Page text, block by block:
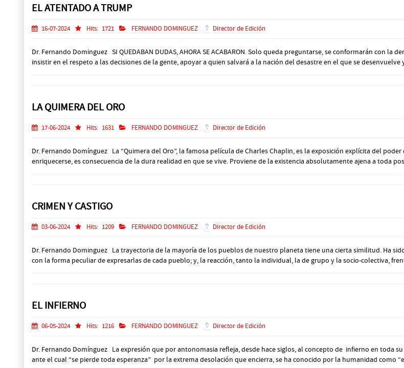
EL ATENTADO A TRUMP
16-07-2024 Hits: 1721 FERNANDO DOMINGUEZ Director de Edición
Dr. Fernando Dominguez SI QUEDABAN DUDAS, AHORA SE ACABARON. Solo queda preguntarse, se conformarán con
insistir en el respeto a las decisiones de la gente, apoyar a quien salvará a la nación del desastre en el que se
LA QUIMERA DEL ORO
17-06-2024 Hits: 1631 FERNANDO DOMINGUEZ Director de Edición
Dr. Fernando Domínguez La “Quimera del Oro”, la famosa película de Charles Chaplin, es la exposición explícita del
enriquecerse, es consecuencia de la dura realidad en que se vive. Proviene de la existencia absolutamente ajena a toda
CRIMEN Y CASTIGO
03-06-2024 Hits: 1209 FERNANDO DOMINGUEZ Director de Edición
Dr. Fernando Dominguez La trayectoria de la mayoría de los pueblos de nuestro planeta tiene una cierta similitud. Ha
con la forma peculiar de expresarlas de cada pueblo; y, la reacción, tanto la individual, la de grupo y la socio-colectiva,
EL INFIERNO
06-05-2024 Hits: 1216 FERNANDO DOMINGUEZ Director de Edición
Dr. Fernando Domínguez La expresión que por antonomasia refleja, desde hace siglos, al concepto de infierno en
ante el cual “se pierde toda esperanza” por la extrema desolación que encierra, se ha conocido por la humanidad como